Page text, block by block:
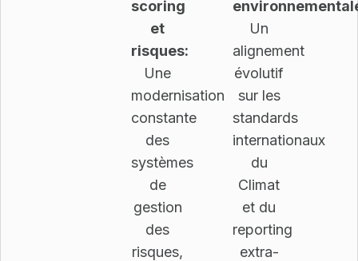
scoring
et
risques:
Une
modernisation
constante
des
systèmes
de
gestion
des
risques,
Un
alignement
évolutif
sur les
standards
internationaux
du
Climat
et du
reporting
extra-